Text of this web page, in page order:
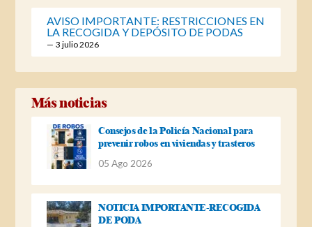
AVISO IMPORTANTE: RESTRICCIONES EN
LA RECOGIDA Y DEPÓSITO DE PODAS
3 julio 2026
Más noticias
Consejos de la Policía Nacional para
prevenir robos en viviendas y trasteros
05 Ago 2026
NOTICIA IMPORTANTE-RECOGIDA
DE PODA